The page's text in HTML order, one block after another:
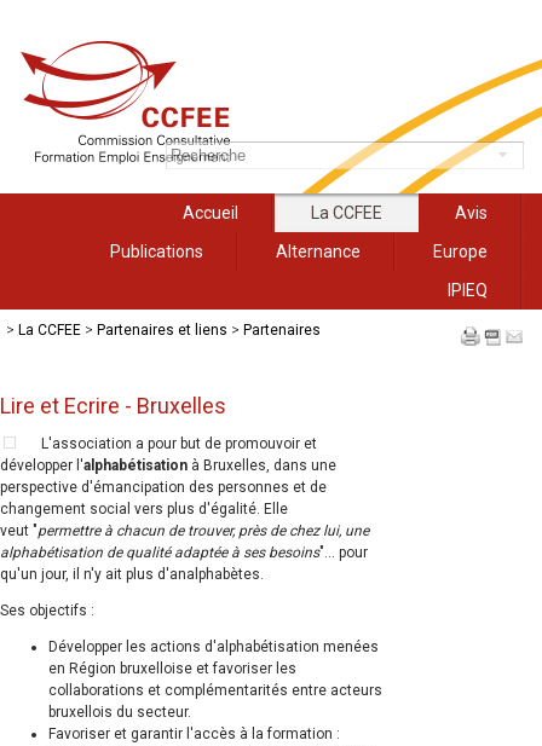
Accueil La CCFEE
Avis
Publications
Alternance
Europe
IPIEQ
> La CCFEE > Partenaires et liens > Partenaires
Lire et Ecrire - Bruxelles
L'association a pour but de promouvoir et
développer l'alphabétisation à Bruxelles, dans une
perspective d'émancipation des personnes et de
changement social vers plus d'égalité. Elle
veut "permettre à chacun de trouver, près de chez lui, une
alphabétisation de qualité adaptée à ses besoins"... pour
qu'un jour, il n'y ait plus d'analphabètes.
Ses objectifs :
Développer les actions d'alphabétisation menées
en Région bruxelloise et favoriser les
collaborations et complémentarités entre acteurs
bruxellois du secteur.
Favoriser et garantir l'accès à la formation :